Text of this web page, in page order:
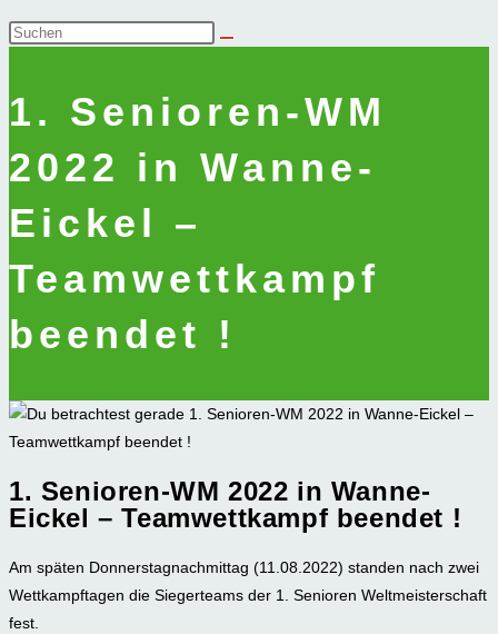
1. Senioren-WM
2022 in Wanne-
Eickel –
Teamwettkampf
beendet !
1. Senioren-WM 2022 in Wanne-
Eickel – Teamwettkampf beendet !
Am späten Donnerstagnachmittag (11.08.2022) standen nach zwei
Wettkampftagen die Siegerteams der 1. Senioren Weltmeisterschaft
fest.